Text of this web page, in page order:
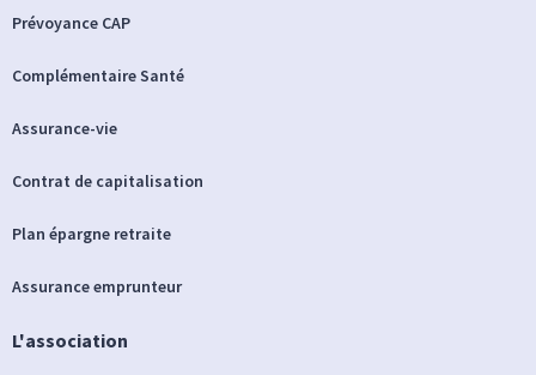
Prévoyance CAP
Complémentaire Santé
Assurance-vie
Contrat de capitalisation
Plan épargne retraite
Assurance emprunteur
L'association